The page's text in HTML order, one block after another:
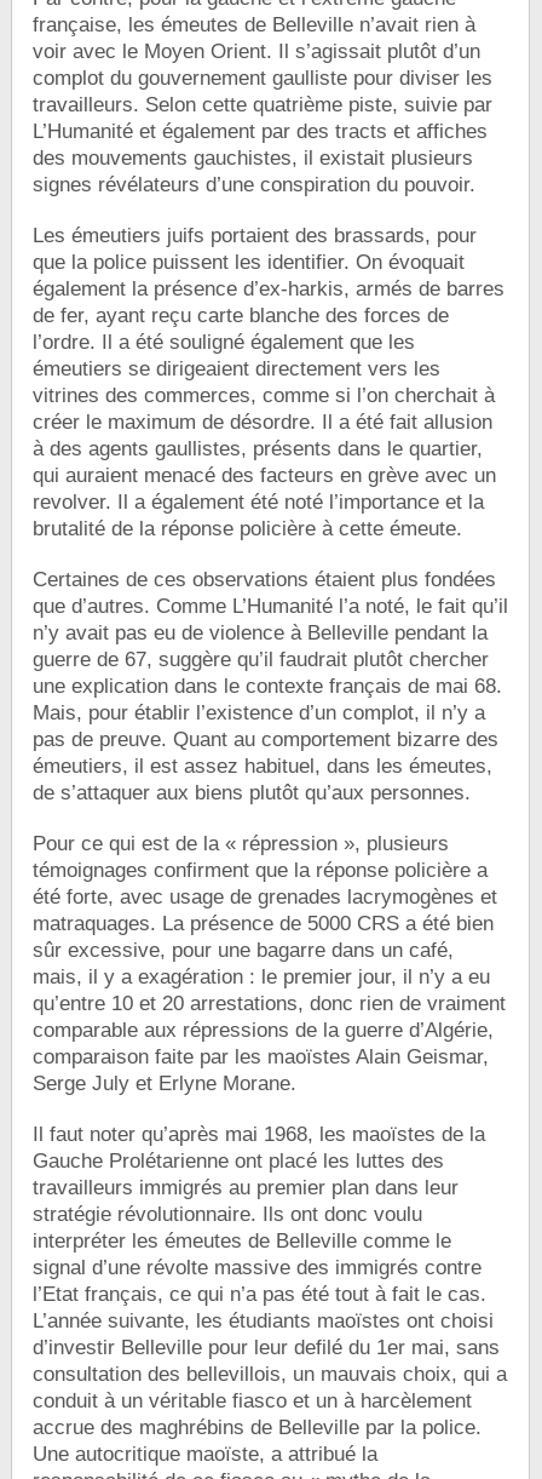
française, les émeutes de Belleville n’avait rien à
voir avec le Moyen Orient. Il s’agissait plutôt d’un
complot du gouvernement gaulliste pour diviser les
travailleurs. Selon cette quatrième piste, suivie par
L’Humanité et également par des tracts et affiches
des mouvements gauchistes, il existait plusieurs
signes révélateurs d’une conspiration du pouvoir.
Les émeutiers juifs portaient des brassards, pour
que la police puissent les identifier. On évoquait
également la présence d’ex-harkis, armés de barres
de fer, ayant reçu carte blanche des forces de
l’ordre. Il a été souligné également que les
émeutiers se dirigeaient directement vers les
vitrines des commerces, comme si l’on cherchait à
créer le maximum de désordre. Il a été fait allusion
à des agents gaullistes, présents dans le quartier,
qui auraient menacé des facteurs en grève avec un
revolver. Il a également été noté l’importance et la
brutalité de la réponse policière à cette émeute.
Certaines de ces observations étaient plus fondées
que d’autres. Comme L’Humanité l’a noté, le fait qu’il
n’y avait pas eu de violence à Belleville pendant la
guerre de 67, suggère qu’il faudrait plutôt chercher
une explication dans le contexte français de mai 68.
Mais, pour établir l’existence d’un complot, il n’y a
pas de preuve. Quant au comportement bizarre des
émeutiers, il est assez habituel, dans les émeutes,
de s’attaquer aux biens plutôt qu’aux personnes.
Pour ce qui est de la « répression », plusieurs
témoignages confirment que la réponse policière a
été forte, avec usage de grenades lacrymogènes et
matraquages. La présence de 5000 CRS a été bien
sûr excessive, pour une bagarre dans un café,
mais, il y a exagération : le premier jour, il n’y a eu
qu’entre 10 et 20 arrestations, donc rien de vraiment
comparable aux répressions de la guerre d’Algérie,
comparaison faite par les maoïstes Alain Geismar,
Serge July et Erlyne Morane.
Il faut noter qu’après mai 1968, les maoïstes de la
Gauche Prolétarienne ont placé les luttes des
travailleurs immigrés au premier plan dans leur
stratégie révolutionnaire. Ils ont donc voulu
interpréter les émeutes de Belleville comme le
signal d’une révolte massive des immigrés contre
l’Etat français, ce qui n’a pas été tout à fait le cas.
L’année suivante, les étudiants maoïstes ont choisi
d’investir Belleville pour leur defilé du 1er mai, sans
consultation des bellevillois, un mauvais choix, qui a
conduit à un véritable fiasco et un à harcèlement
accrue des maghrébins de Belleville par la police.
Une autocritique maoïste, a attribué la